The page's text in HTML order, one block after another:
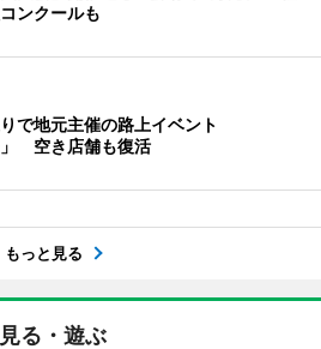
ンクールも
で地元主催の路上イベント
」 空き店舗も復活
もっと見る
見る・遊ぶ